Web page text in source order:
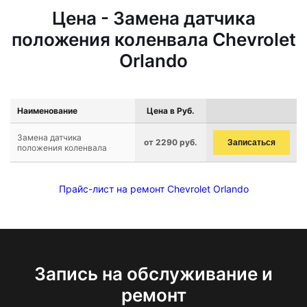
Цена - Замена датчика
положения коленвала Chevrolet
Orlando
Наименование Цена в Руб.
Замена датчика
положения коленвала
от 2290 руб. Записаться
Прайс-лист на ремонт Chevrolet Orlando
Запись на обслуживание и
ремонт